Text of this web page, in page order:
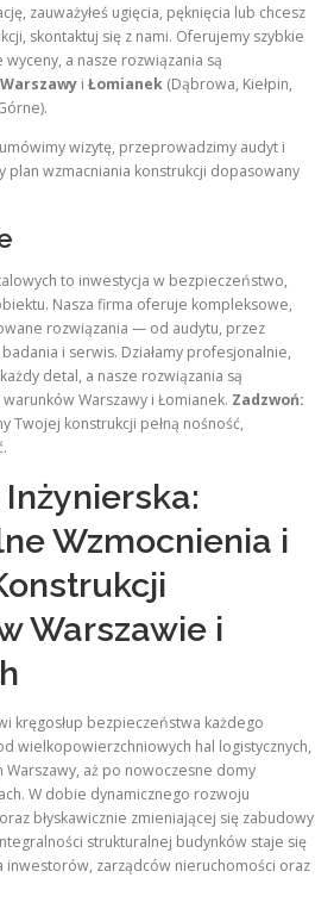
zauważyłeś ugięcia, pęknięcia lub chcesz
skontaktuj się z nami. Oferujemy szybkie
a nasze rozwiązania są
Warszawy i Łomianek (Dąbrowa, Kiełpin,
wizytę, przeprowadzimy audyt i
plan wzmacniania konstrukcji dopasowany
to inwestycja w bezpieczeństwo,
Nasza firma oferuje kompleksowe,
rozwiązania — od audytu, przez
i serwis. Działamy profesjonalnie,
detal, a nasze rozwiązania są
Warszawy i Łomianek. Zadzwoń:
konstrukcji pełną nośność,
Wzmocnienia i
Warszawie i
kręgosłup bezpieczeństwa każdego
wielkopowierzchniowych hal logistycznych,
aż po nowoczesne domy
W dobie dynamicznego rozwoju
błyskawicznie zmieniającej się zabudowy
strukturalnej budynków staje się
inwestorów, zarządców nieruchomości oraz